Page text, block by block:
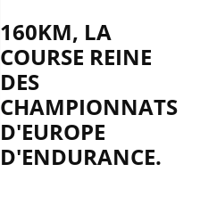
160KM, LA
COURSE REINE
DES
CHAMPIONNATS
D'EUROPE
D'ENDURANCE.